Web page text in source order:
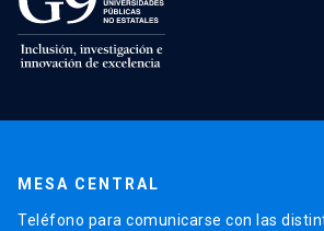
MESA CENTRAL
Teléfono para comunicarse con las